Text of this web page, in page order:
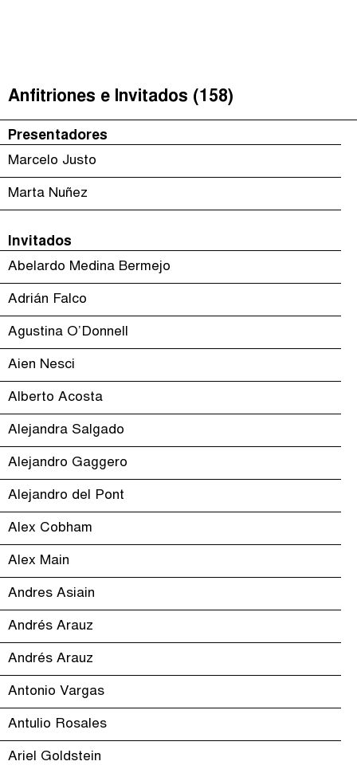
الجباية ببساطة
É Da Sua Conta
Impôts et Justice Sociale
The Corruption Diaries
Unequal India Decoded
Anfitriones e Invitados (158)
Jerga
Buscar
Anfitriones e Invitados (158)
Presentadores
Marcelo Justo
Marta Nuñez
Invitados
Abelardo Medina Bermejo
Adrián Falco
Agustina O’Donnell
Aien Nesci
Alberto Acosta
Alejandra Salgado
Alejandro Gaggero
Alejandro del Pont
Alex Cobham
Alex Main
Andres Asiain
Andrés Arauz
Andrés Arauz
Antonio Vargas
Antulio Rosales
Ariel Goldstein